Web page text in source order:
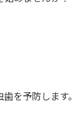
を予防します。